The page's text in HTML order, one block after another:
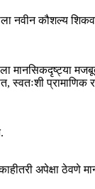
नवीन कौशल्य
मानसिकदृष्ट्या
प्रामाणिक
अपेक्षा ठेवणे